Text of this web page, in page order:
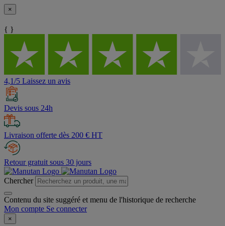
×
{ }
4,1/5 Laissez un avis
Devis sous 24h
Livraison offerte dès 200 € HT
Retour gratuit sous 30 jours
Chercher
Contenu du site suggéré et menu de l'historique de recherche
Mon compte Se connecter
×